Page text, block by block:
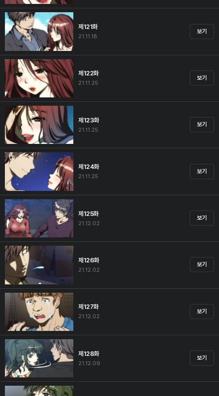
제121화
21.11.18
보기
제122화
21.11.25
보기
제123화
21.11.25
보기
제124화
21.11.25
보기
제125화
21.12.02
보기
제126화
21.12.02
보기
제127화
21.12.02
보기
제128화
21.12.09
보기